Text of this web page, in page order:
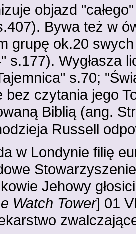
objazd
Bywa też w
grupę ok.20
s.177). Wygłasza
s.70;
bez czytania jego
Biblią (ang.
Russell
w Londynie filię
Jehowy
Watch Tower] 01